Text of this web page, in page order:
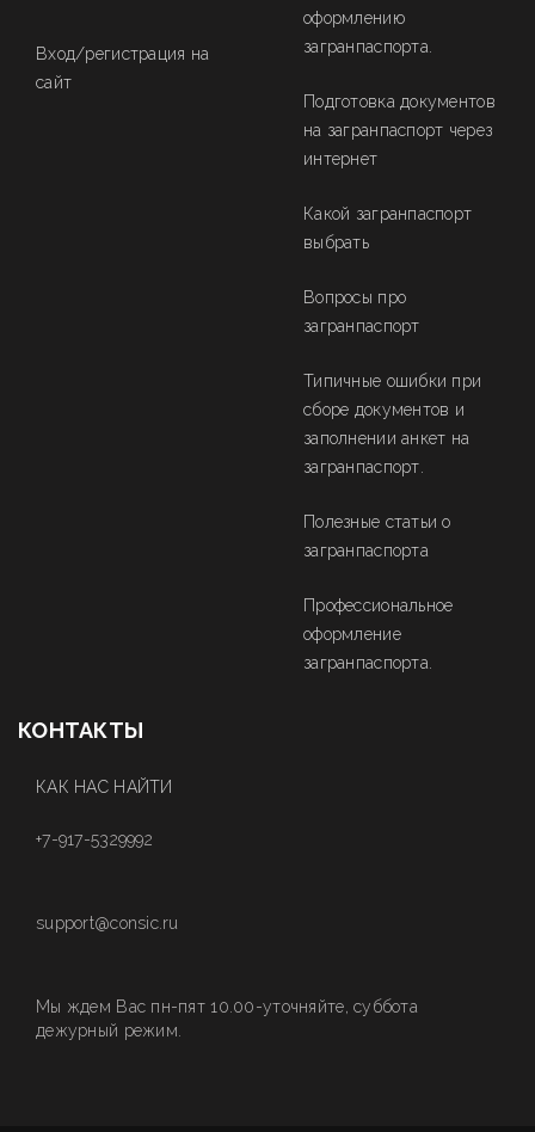
Вход/регистрация на
сайт
оформлению
загранпаспорта.
Подготовка документов
на загранпаспорт через
интернет
Какой загранпаспорт
выбрать
Вопросы про
загранпаспорт
Типичные ошибки при
сборе документов и
заполнении анкет на
загранпаспорт.
Полезные статьи о
загранпаспорта
Профессиональное
оформление
загранпаспорта.
КОНТАКТЫ
КАК НАС НАЙТИ
+7-917-5329992
support@consic.ru
Мы ждем Вас пн-пят 10.00-уточняйте, суббота
дежурный режим.